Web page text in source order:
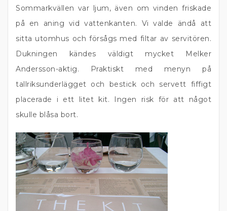
Sommarkvällen var ljum, även om vinden friskade
på en aning vid vattenkanten. Vi valde ändå att
sitta utomhus och försågs med filtar av servitören.
Dukningen kändes väldigt mycket Melker
Andersson-aktig. Praktiskt med menyn på
tallriksunderlägget och bestick och servett fiffigt
placerade i ett litet kit. Ingen risk för att något
skulle blåsa bort.